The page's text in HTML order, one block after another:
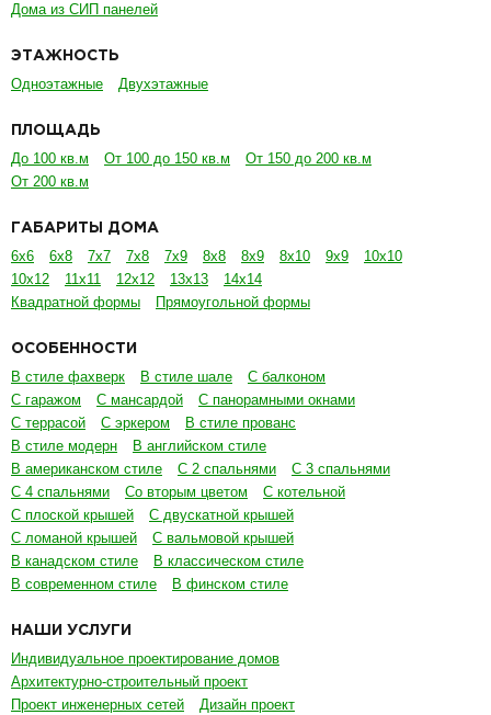
Дома из СИП панелей
ЭТАЖНОСТЬ
Одноэтажные Двухэтажные
ПЛОЩАДЬ
До 100 кв.м От 100 до 150 кв.м
От 150 до 200 кв.м
От 200 кв.м
ГАБАРИТЫ ДОМА
6х6 6х8 7х7 7х8 7х9 8х8 8х9 8х10 9х9
10х10
10х12
11х11 12х12 13х13
14х14
Квадратной формы
Прямоугольной формы
ОСОБЕННОСТИ
В стиле фахверк В стиле шале
С балконом
С гаражом
С мансардой
С панорамными окнами
С террасой
С эркером
В стиле прованс
В стиле модерн
В английском стиле
В американском стиле
С 2 спальнями
С 3 спальнями
С 4 спальнями
Со вторым цветом
С котельной
С плоской крышей
С двускатной крышей
С ломаной крышей
С вальмовой крышей
В канадском стиле
В классическом стиле
В современном стиле
В финском стиле
НАШИ УСЛУГИ
Индивидуальное проектирование домов
Архитектурно-строительный проект
Проект инженерных сетей
Дизайн проект